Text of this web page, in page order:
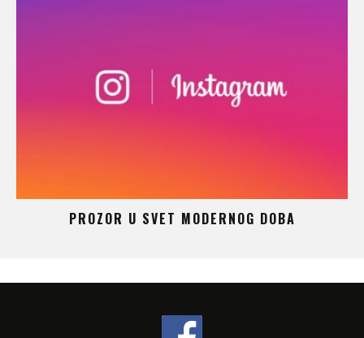
PROZOR U SVET MODERNOG DOBA